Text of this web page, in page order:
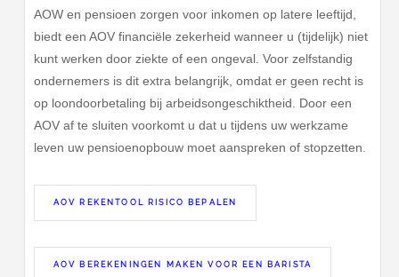
AOW en pensioen zorgen voor inkomen op latere leeftijd,
biedt een AOV financiële zekerheid wanneer u (tijdelijk) niet
kunt werken door ziekte of een ongeval. Voor zelfstandig
ondernemers is dit extra belangrijk, omdat er geen recht is
op loondoorbetaling bij arbeidsongeschiktheid. Door een
AOV af te sluiten voorkomt u dat u tijdens uw werkzame
leven uw pensioenopbouw moet aanspreken of stopzetten.
AOV REKENTOOL RISICO BEPALEN
AOV BEREKENINGEN MAKEN VOOR EEN BARISTA